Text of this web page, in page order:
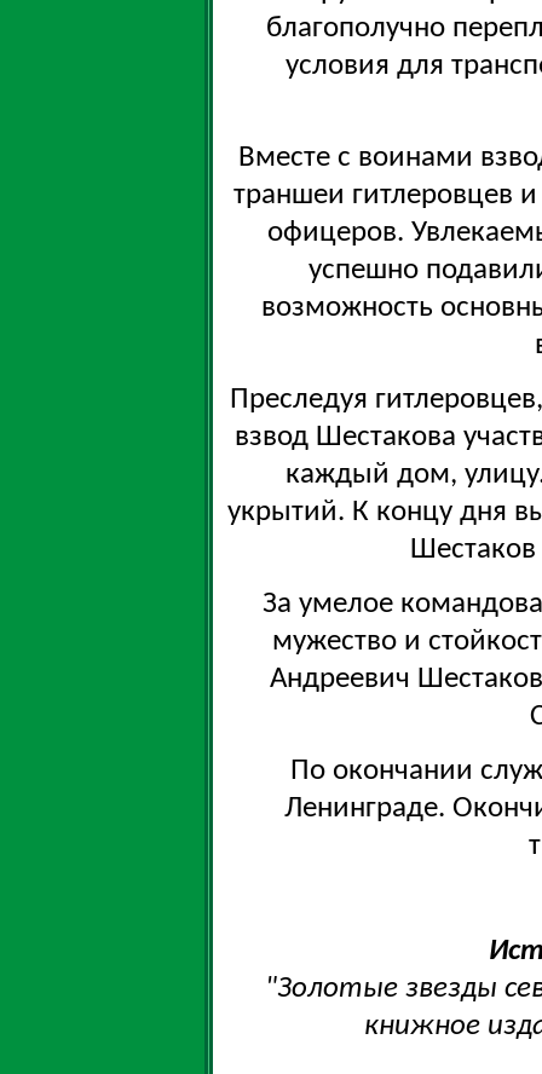
благополучно
условия для
Вместе с воинами
траншеи гитлеровцев
офицеров.
успешно
возможность
Преследуя
взвод Шестакова
каждый дом,
укрытий. К концу дня
За умелое
мужество и
Андреевич
По окончании
Ленинграде.
"Золотые звезды
книжное